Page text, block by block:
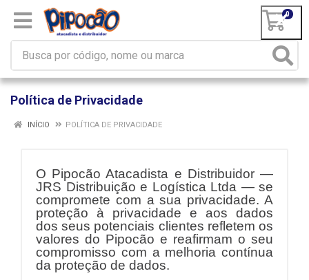
0
Política de Privacidade
INÍCIO POLÍTICA DE PRIVACIDADE
O Pipocão Atacadista e Distribuidor —
JRS Distribuição e Logística Ltda — se
compromete com a sua privacidade. A
proteção à privacidade e aos dados
dos seus potenciais clientes refletem os
valores do Pipocão e reafirmam o seu
compromisso com a melhoria contínua
da proteção de dados.